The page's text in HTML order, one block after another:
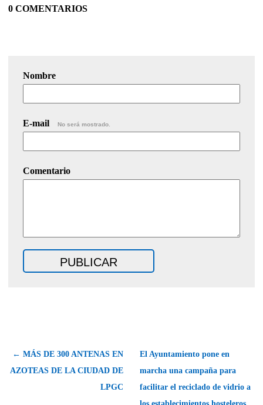
0 COMENTARIOS
Nombre
E-mail No será mostrado.
Comentario
← MÁS DE 300 ANTENAS EN
AZOTEAS DE LA CIUDAD DE
LPGC
El Ayuntamiento pone en
marcha una campaña para
facilitar el reciclado de vidrio a